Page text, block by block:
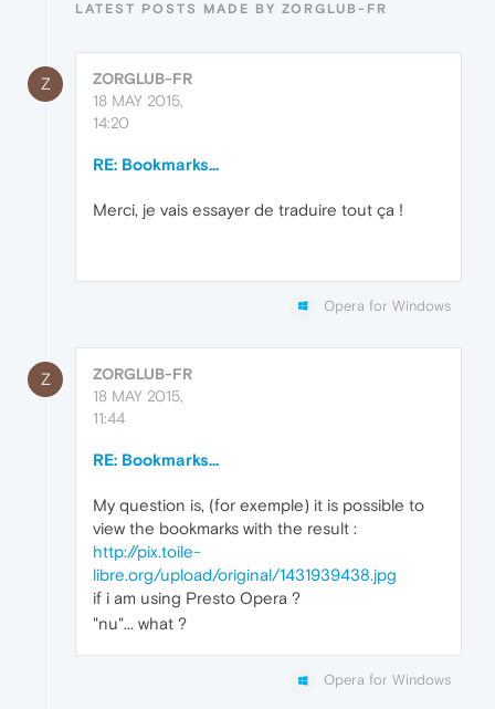
LATEST POSTS MADE BY ZORGLUB-FR
Z
ZORGLUB-FR
18 MAY 2015,
14:20
RE: Bookmarks...
Merci, je vais essayer de traduire tout ça !
Opera for Windows
Z
ZORGLUB-FR
18 MAY 2015,
11:44
RE: Bookmarks...
My question is, (for exemple) it is possible to
view the bookmarks with the result :
http://pix.toile-
libre.org/upload/original/1431939438.jpg
if i am using Presto Opera ?
"nu"... what ?
Opera for Windows